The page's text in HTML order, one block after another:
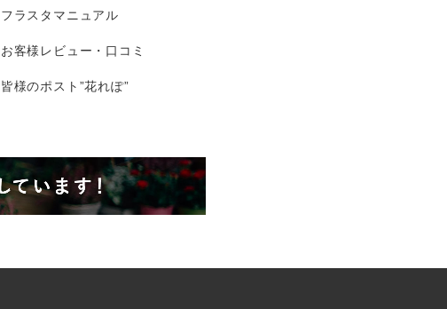
フラスタマニュアル
お客様レビュー・口コミ
皆様のポスト”花れぽ”